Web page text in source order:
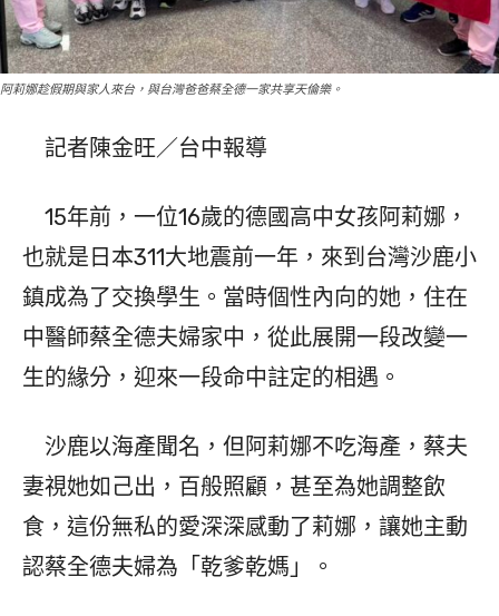
阿莉娜趁假期與家人來台，與台灣爸爸蔡全德一家共享天倫樂。
記者陳金旺／台中報導
15年前，一位16歲的德國高中女孩阿莉娜，
也就是日本311大地震前一年，來到台灣沙鹿小
鎮成為了交換學生。當時個性內向的她，住在
中醫師蔡全德夫婦家中，從此展開一段改變一
生的緣分，迎來一段命中註定的相遇。
沙鹿以海產聞名，但阿莉娜不吃海產，蔡夫
妻視她如己出，百般照顧，甚至為她調整飲
食，這份無私的愛深深感動了莉娜，讓她主動
認蔡全德夫婦為「乾爹乾媽」。